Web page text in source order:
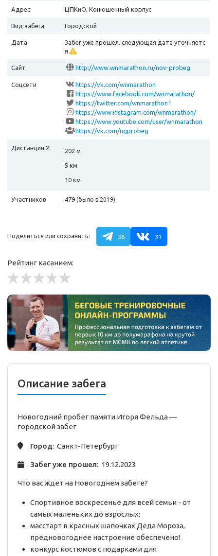
Адрес: ЦПКиО, Конюшенный корпус
Вид забега Городской
Дата
Забег уже прошел, следующая дата уточняетс
я
Сайт http://www.wnmarathon.ru/nov-probeg
Соцсети
https://vk.com/wnmarathon
https://www.facebook.com/wnmarathon/
https://twitter.com/wnmarathon1
https://www.instagram.com/wnmarathon/
https://www.youtube.com/user/wnmarathon
https://vk.com/ngprobeg
Дистанции 2 202 м
5 км
10 км
Участников 479 (было в 2019)
Поделиться или сохранить: 36 31
Рейтинг касанием:
Описание забега
Новогодний пробег памяти Игоря Фельда —
городскойзабег
Город: Санкт-Петербург
Забег уже прошел: 19.12.2023
Что вас ждет на Новогоднем забеге?
Спортивное воскресенье для всей семьи - от
самых маленьких до взрослых;
масстарт в красных шапочках Деда Мороза,
предновогоднее настроение обеспечено!
конкурс костюмов с подарками для